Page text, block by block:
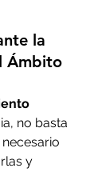
la
Ámbito
no basta
y